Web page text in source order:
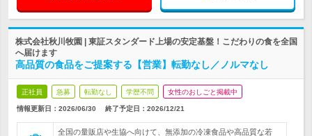
株式会社秋川牧園 | 東証スタンダード上場の安定基盤！こだわりの食を全国
へ届けます
高品質の食品をご提案する【営業】転勤なし／ノルマなし
正社員 急募 転勤なし 学歴不問 女性のおしごと掲載中
情報更新日：2026/06/30 終了予定日： 2026/12/21
全国の量販店や生協へ向けて、無添加の冷凍食品や高品質な若